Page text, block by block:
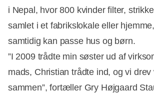
i Nepal, hvor 800 kvinder filter,
samlet i et fabrikslokale eller
samtidig kan passe hus og børn.
”I 2009 trådte min søster ud af
mads, Christian trådte ind, og vi drev
sammen”, fortæller Gry Højgaard